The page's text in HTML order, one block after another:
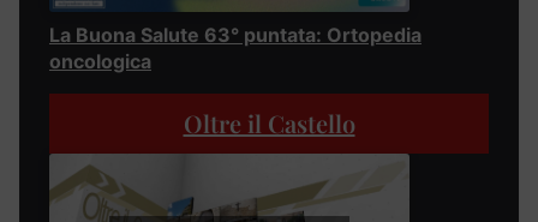
La Buona Salute 63° puntata: Ortopedia
oncologica
Oltre il Castello